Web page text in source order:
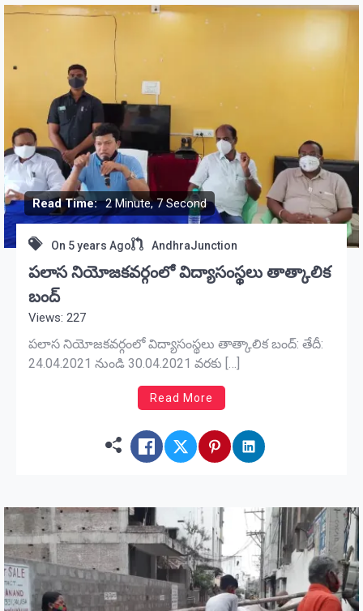
Read Time: 2 Minute, 7 Second
On 5 years Ago AndhraJunction
పలాస నియోజకవర్గంలో విద్యాసంస్థలు తాత్కాలిక
బంద్
Views: 227
పలాస నియోజకవర్గంలో విద్యాసంస్థలు తాత్కాలిక బంద్: తేదీ:
24.04.2021 నుండి 30.04.2021 వరకు […]
Read More